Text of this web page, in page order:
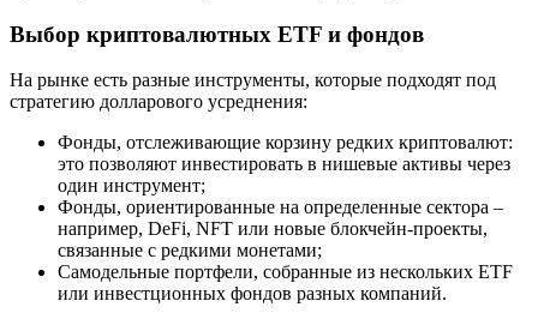
Выбор криптовалютных ETF и фондов
На рынке есть разные инструменты, которые подходят под
стратегию долларового усреднения:
Фонды, отслеживающие корзину редких криптовалют:
это позволяют инвестировать в нишевые активы через
один инструмент;
Фонды, ориентированные на определенные сектора –
например, DeFi, NFT или новые блокчейн-проекты,
связанные с редкими монетами;
Самодельные портфели, собранные из нескольких ETF
или инвестционных фондов разных компаний.